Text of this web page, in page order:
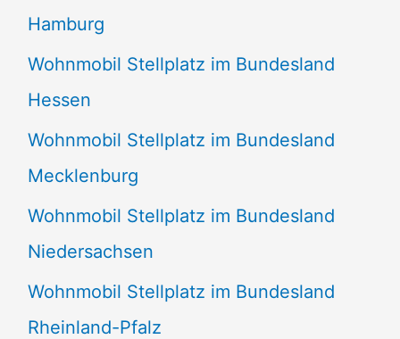
Hamburg
Wohnmobil Stellplatz im Bundesland
Hessen
Wohnmobil Stellplatz im Bundesland
Mecklenburg
Wohnmobil Stellplatz im Bundesland
Niedersachsen
Wohnmobil Stellplatz im Bundesland
Rheinland-Pfalz